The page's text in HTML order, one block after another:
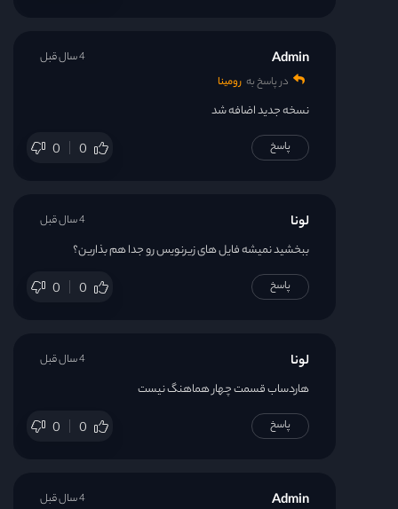
Admin
در پاسخ به رومینا
نسخه جدید اضافه شد
0 0
4 سال قبل
پاسخ
لونا
ببخشید نمیشه فایل های زیرنویس رو جدا هم بذارین؟
0 0
4 سال قبل
پاسخ
لونا
هاردساب قسمت چهار هماهنگ نیست
0 0
4 سال قبل
پاسخ
Admin 4 سال قبل